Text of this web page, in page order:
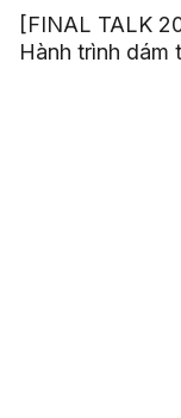
[FINAL TALK
Hành trình dám